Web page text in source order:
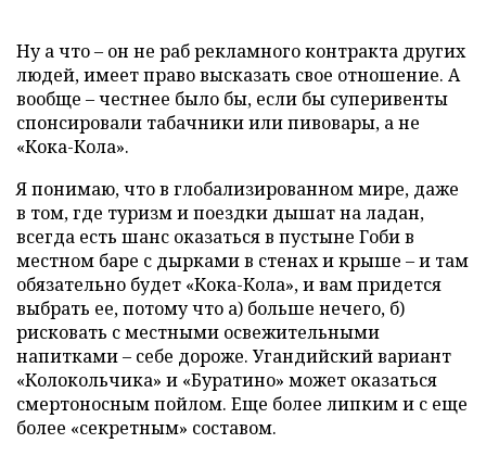
Ну а что – он не раб рекламного контракта других
людей, имеет право высказать свое отношение. А
вообще – честнее было бы, если бы суперивенты
спонсировали табачники или пивовары, а не
«Кока-Кола».
Я понимаю, что в глобализированном мире, даже
в том, где туризм и поездки дышат на ладан,
всегда есть шанс оказаться в пустыне Гоби в
местном баре с дырками в стенах и крыше – и там
обязательно будет «Кока-Кола», и вам придется
выбрать ее, потому что а) больше нечего, б)
рисковать с местными освежительными
напитками – себе дороже. Угандийский вариант
«Колокольчика» и «Буратино» может оказаться
смертоносным пойлом. Еще более липким и с еще
более «секретным» составом.